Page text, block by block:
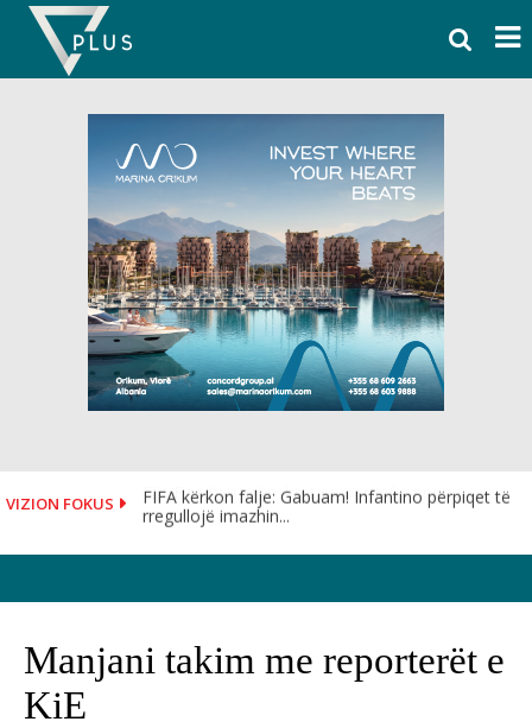
Skip
content
VIZION FOKUS
FIFA kërkon falje: Gabuam! Infantino përpiqet të
rregullojë imazhin...
Manjani takim me reporterët e
KiE